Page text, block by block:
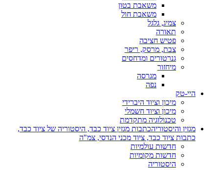
משאבת בטון
משאבת חול
צמיג, גלגל
תאורה
פטיש חציבה
צבת, מרסק, ריפר
גנרטורים ומדחסים
מיחזור
מגרסה
נפה
היי-טק
מיכון וציוד היברידי
מיכון וציוד חשמלי
טכנולוגיה מתקדמת
מגזין והיסטוריהכתבות מגזין ציוד כבד, היסטוריה של ציוד כבד,
כתבות ציוד כבד, ציוד מכני הנדסי, צמ"ה
חדשות עולמיות
חדשות מקומיות
היסטוריה